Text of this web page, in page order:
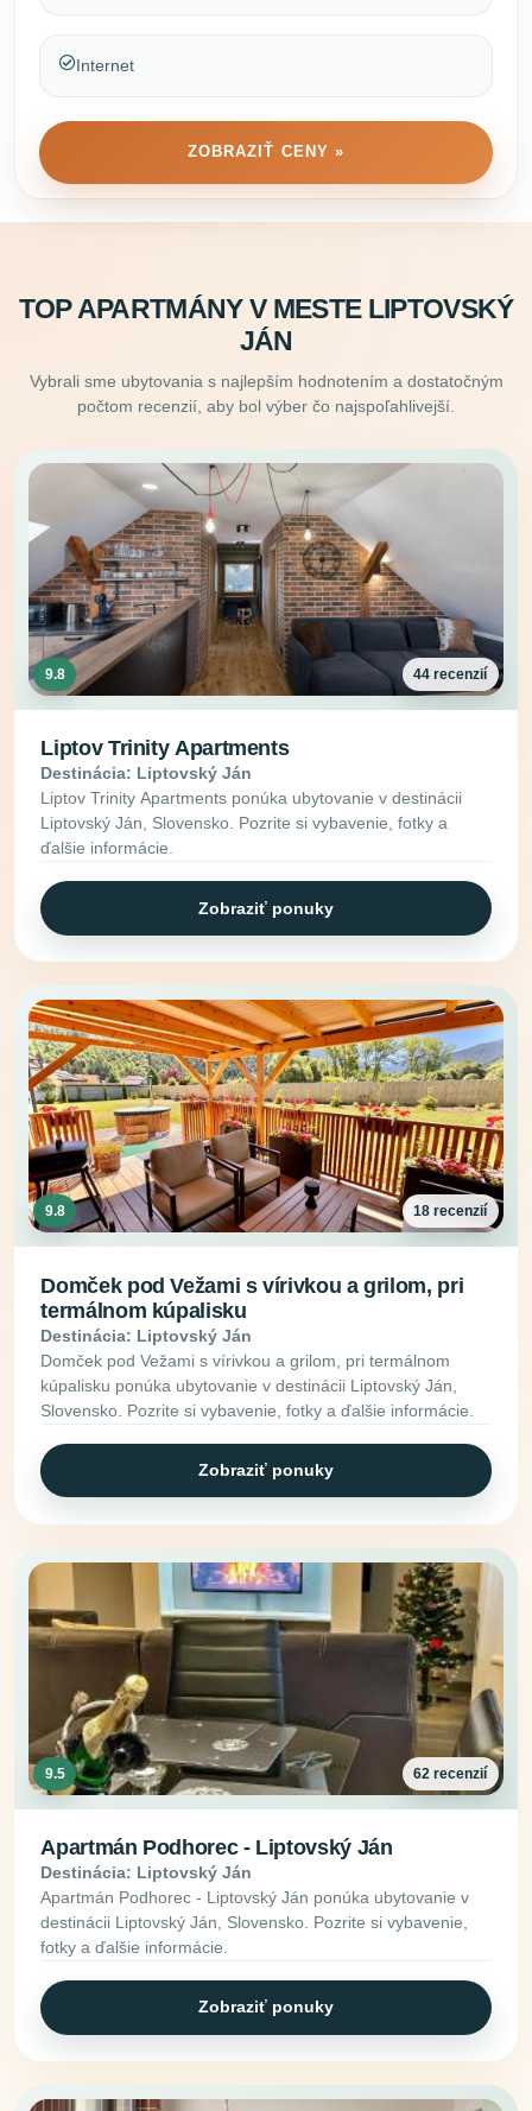
Internet
ZOBRAZIŤ CENY »
TOP APARTMÁNY V MESTE LIPTOVSKÝ
JÁN
Vybrali sme ubytovania s najlepším hodnotením a dostatočným
počtom recenzií, aby bol výber čo najspoľahlivejší.
9.8 44 recenzií
Liptov Trinity Apartments
Destinácia: Liptovský Ján
Liptov Trinity Apartments ponúka ubytovanie v destinácii
Liptovský Ján, Slovensko. Pozrite si vybavenie, fotky a
ďalšie informácie.
Zobraziť ponuky
9.8 18 recenzií
Domček pod Vežami s vírivkou a grilom, pri
termálnom kúpalisku
Destinácia: Liptovský Ján
Domček pod Vežami s vírivkou a grilom, pri termálnom
kúpalisku ponúka ubytovanie v destinácii Liptovský Ján,
Slovensko. Pozrite si vybavenie, fotky a ďalšie informácie.
Zobraziť ponuky
9.5 62 recenzií
Apartmán Podhorec - Liptovský Ján
Destinácia: Liptovský Ján
Apartmán Podhorec - Liptovský Ján ponúka ubytovanie v
destinácii Liptovský Ján, Slovensko. Pozrite si vybavenie,
fotky a ďalšie informácie.
Zobraziť ponuky